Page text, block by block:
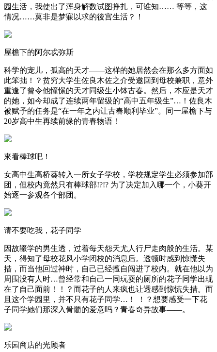
园生活，我使出了浑身解数试图挣扎，可谁知…… 等等，这
情况……莫非是梦寐以求的後宫生活？！
屋檐下的阿尔忒弥斯
科学的宠儿，孤高的天才——这样的她居然会在那么多方面如
此笨拙！？贫穷大学生佐良木佐之介受邀回到母校兼职，意外
重逢了曾令他憧憬的天才同级生小钵古春。然后，本应是天才
的她，如今却成了连续两年留级的“高中五年级生”…！佐良木
被赋予的任务是“在一年之内让古春顺利毕业”。同一屋檐下与
20岁高中生再续前缘的青春物语！
來看棒球吧！
女高中生高桥葵转入一所女子学校，学校规定学生必须参加部
团，但校内竟然只有棒球部!?!? 为了决定加入哪一个，小葵开
始逐一参观各个部团。
请不要吃我，花子同学
因故辍学的男生透，过着每天怨天尤人行尸走肉般的生活。某
天，得知了母校花风小学闭校的消息后。透顿时感到惊慌失
措，而当他回过神时，自己已经擅自闯进了校内。就在他以为
周围没有人时…曾经常和自己一同玩耍的厕所的花子同学出现
在了自己面前！！？而花子的人来疯也让透感到惊慌失措。而
且这个学园里，并不只有花子同学…！ ！？想要感受一下花
子同学她们那深入骨髓的爱意吗？青春奇异故事——。
乐园商店的光顾者